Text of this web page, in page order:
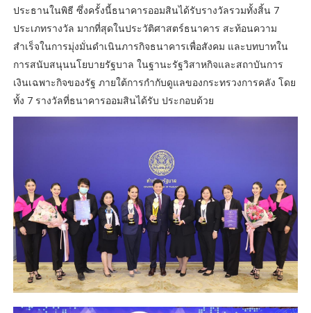
ประธานในพิธี ซึ่งครั้งนี้ธนาคารออมสินได้รับรางวัลรวมทั้งสิ้น 7
ประเภทรางวัล มากที่สุดในประวัติศาสตร์ธนาคาร สะท้อนความ
สำเร็จในการมุ่งมั่นดำเนินภารกิจธนาคารเพื่อสังคม และบทบาทใน
การสนับสนุนนโยบายรัฐบาล ในฐานะรัฐวิสาหกิจและสถาบันการ
เงินเฉพาะกิจของรัฐ ภายใต้การกำกับดูแลของกระทรวงการคลัง โดย
ทั้ง 7 รางวัลที่ธนาคารออมสินได้รับ ประกอบด้วย